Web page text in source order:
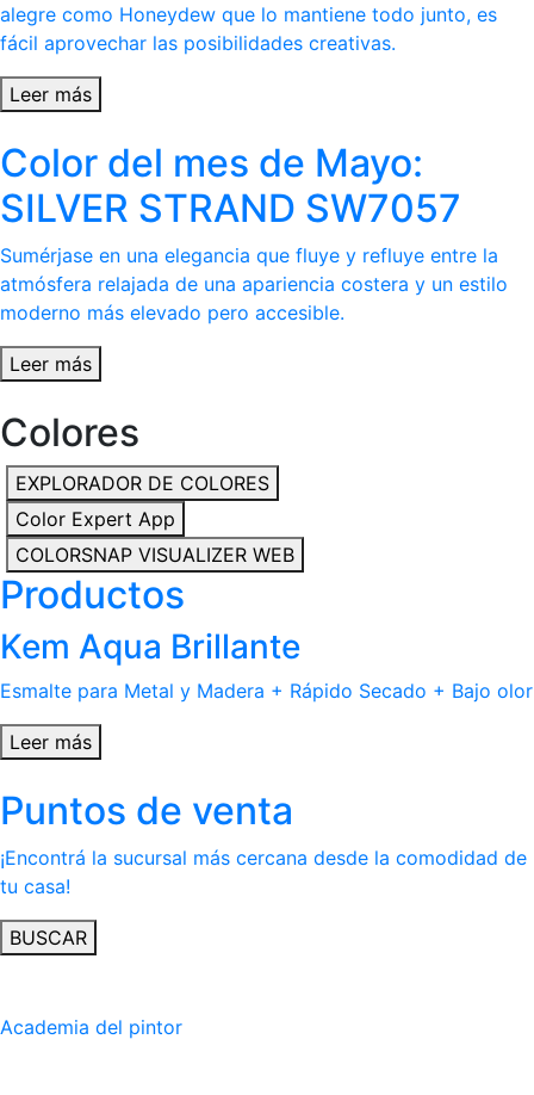
alegre como Honeydew que lo mantiene todo junto, es
fácil aprovechar las posibilidades creativas.
Leer más
Color del mes de Mayo:
SILVER STRAND SW7057
Sumérjase en una elegancia que fluye y refluye entre la
atmósfera relajada de una apariencia costera y un estilo
moderno más elevado pero accesible.
Leer más
Colores
EXPLORADOR DE COLORES
Color Expert App
COLORSNAP VISUALIZER WEB
Productos
Kem Aqua Brillante
Esmalte para Metal y Madera + Rápido Secado + Bajo olor
Leer más
Puntos de venta
¡Encontrá la sucursal más cercana desde la comodidad de
tu casa!
BUSCAR
Academia del pintor